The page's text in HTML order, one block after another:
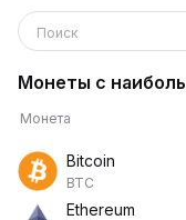
Поиск
Монеты с
Монета
Bitcoin
BTC
Ethereum